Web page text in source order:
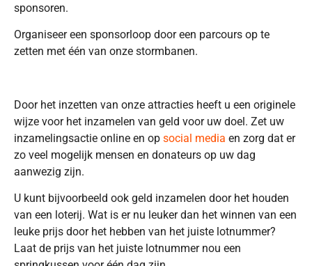
sponsoren.
Organiseer een sponsorloop door een parcours op te
zetten met één van onze stormbanen.
Door het inzetten van onze attracties heeft u een originele
wijze voor het inzamelen van geld voor uw doel. Zet uw
inzamelingsactie online en op social media en zorg dat er
zo veel mogelijk mensen en donateurs op uw dag
aanwezig zijn.
U kunt bijvoorbeeld ook geld inzamelen door het houden
van een loterij. Wat is er nu leuker dan het winnen van een
leuke prijs door het hebben van het juiste lotnummer?
Laat de prijs van het juiste lotnummer nou een